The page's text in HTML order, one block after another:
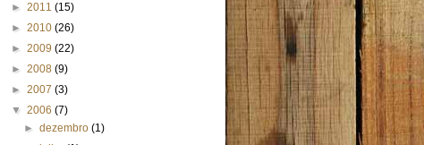
► 2011 (15)
► 2010 (26)
► 2009 (22)
► 2008 (9)
► 2007 (3)
▼ 2006 (7)
►dezembro(1)